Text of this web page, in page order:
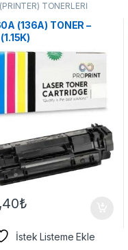
TONERLERİ
(136A) TONER –
₺
İstek Listeme Ekle